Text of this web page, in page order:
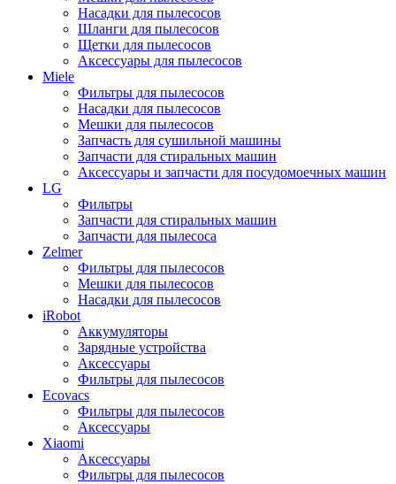
Насадки для пылесосов
Шланги для пылесосов
Щетки для пылесосов
Аксессуары для пылесосов
Miele
Фильтры для пылесосов
Насадки для пылесосов
Мешки для пылесосов
Запчасть для сушильной машины
Запчасти для стиральных машин
Аксессуары и запчасти для посудомоечных машин
LG
Фильтры
Запчасти для стиральных машин
Запчасти для пылесоса
Zelmer
Фильтры для пылесосов
Мешки для пылесосов
Насадки для пылесосов
iRobot
Аккумуляторы
Зарядные устройства
Аксессуары
Фильтры для пылесосов
Ecovacs
Фильтры для пылесосов
Аксессуары
Xiaomi
Аксессуары
Фильтры для пылесосов